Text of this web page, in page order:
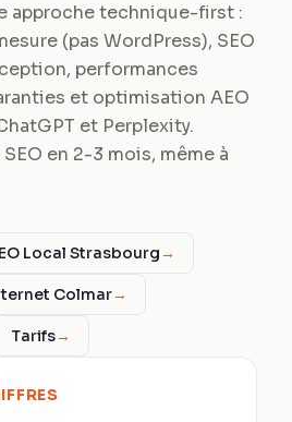
approche technique-first :
(pas WordPress), SEO
performances
et optimisation AEO
et Perplexity.
en 2-3 mois, même à
Local Strasbourg→
Colmar→
Tarifs→